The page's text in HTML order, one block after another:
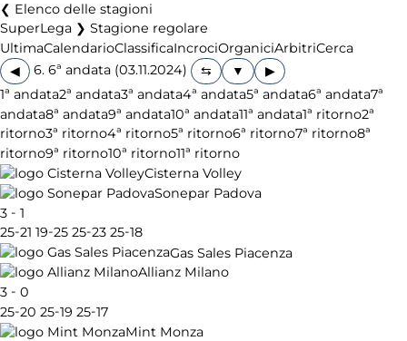
Elenco delle stagioni
SuperLega ❯ Stagione regolare
UltimaCalendarioClassificaIncrociOrganiciArbitriCerca
◀
6. 6ª andata (03.11.2024)
▶
1ª andata2ª andata3ª andata4ª andata5ª andata6ª andata7ª
andata8ª andata9ª andata10ª andata11ª andata1ª ritorno2ª
ritorno3ª ritorno4ª ritorno5ª ritorno6ª ritorno7ª ritorno8ª
ritorno9ª ritorno10ª ritorno11ª ritorno
Cisterna Volley
Sonepar Padova
3 - 1
25-21 19-25 25-23 25-18
Gas Sales Piacenza
Allianz Milano
3 - 0
25-20 25-19 25-17
Mint Monza